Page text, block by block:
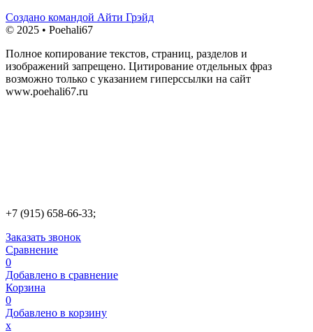
Создано командой Айти Грэйд
© 2025 • Poehali67
Полное копирование текстов, страниц, разделов и
изображений запрещено. Цитирование отдельных фраз
возможно только с указанием гиперссылки на сайт
www.poehali67.ru
+7 (915) 658-66-33;
Заказать звонок
Сравнение
0
Добавлено в сравнение
Корзина
0
Добавлено в корзину
х